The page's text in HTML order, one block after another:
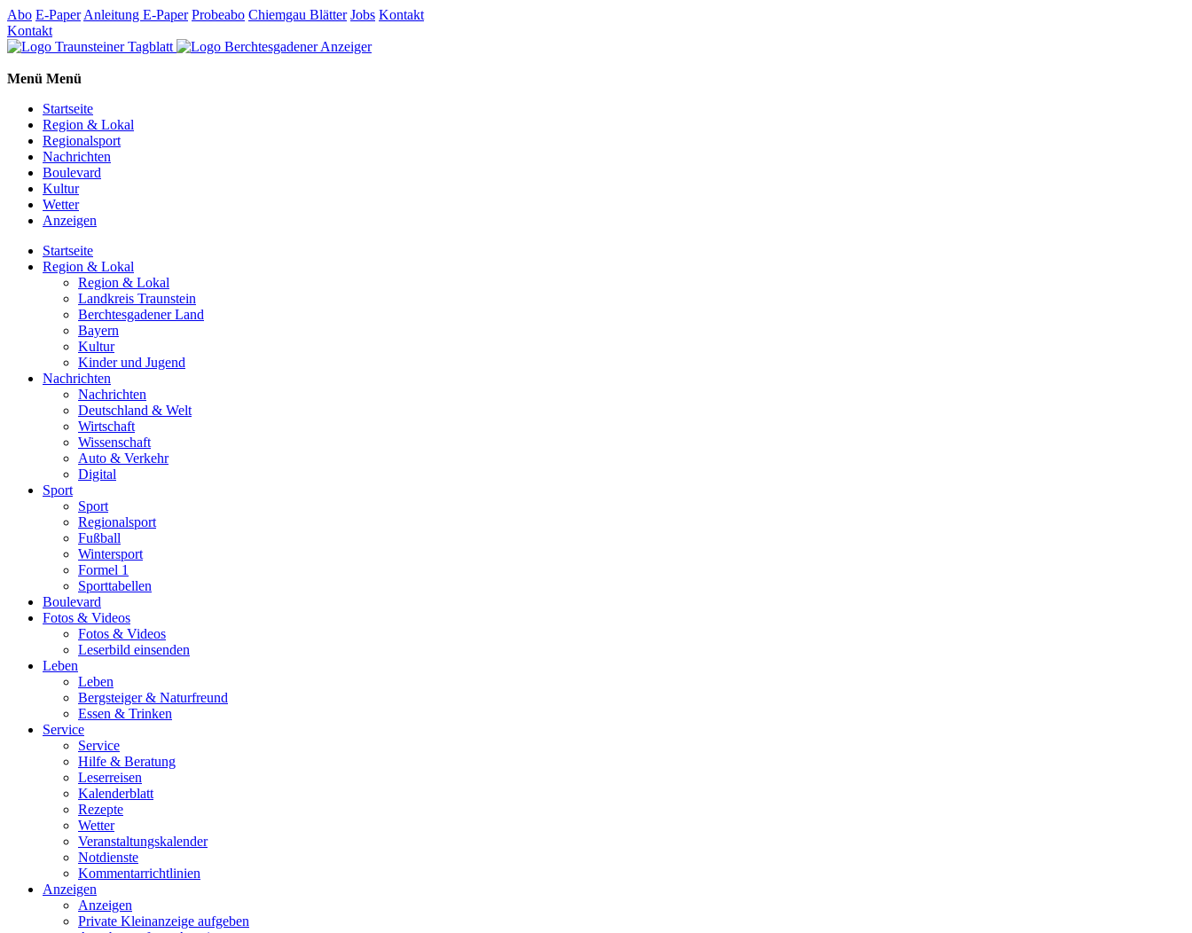
Abo E-Paper Anleitung E-Paper Probeabo Chiemgau Blätter Jobs Kontakt
Kontakt
Menü Menü
Startseite
Region & Lokal
Regionalsport
Nachrichten
Boulevard
Kultur
Wetter
Anzeigen
Startseite
Region & Lokal
Region & Lokal
Landkreis Traunstein
Berchtesgadener Land
Bayern
Kultur
Kinder und Jugend
Nachrichten
Nachrichten
Deutschland & Welt
Wirtschaft
Wissenschaft
Auto & Verkehr
Digital
Sport
Sport
Regionalsport
Fußball
Wintersport
Formel 1
Sporttabellen
Boulevard
Fotos & Videos
Fotos & Videos
Leserbild einsenden
Leben
Leben
Bergsteiger & Naturfreund
Essen & Trinken
Service
Service
Hilfe & Beratung
Leserreisen
Kalenderblatt
Rezepte
Wetter
Veranstaltungskalender
Notdienste
Kommentarrichtlinien
Anzeigen
Anzeigen
Private Kleinanzeige aufgeben